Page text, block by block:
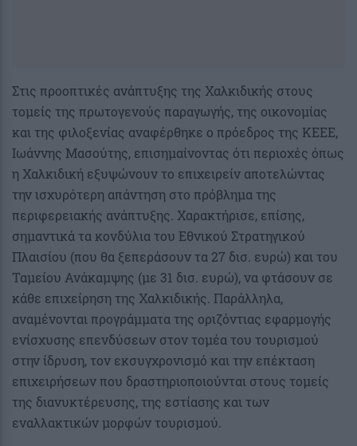
Στις προοπτικές ανάπτυξης της Χαλκιδικής στους
τομείς της πρωτογενούς παραγωγής, της οικονομίας
και της φιλοξενίας αναφέρθηκε ο πρόεδρος της ΚΕΕΕ,
Ιωάννης Μασούτης, επισημαίνοντας ότι περιοχές όπως
η Χαλκιδική εξυψώνουν το επιχειρείν αποτελώντας
την ισχυρότερη απάντηση στο πρόβλημα της
περιφερειακής ανάπτυξης. Χαρακτήρισε, επίσης,
σημαντικά τα κονδύλια του Εθνικού Στρατηγικού
Πλαισίου (που θα ξεπεράσουν τα 27 δισ. ευρώ) και του
Ταμείου Ανάκαμψης (με 31 δισ. ευρώ), να φτάσουν σε
κάθε επιχείρηση της Χαλκιδικής. Παράλληλα,
αναμένονται προγράμματα της οριζόντιας εφαρμογής
ενίσχυσης επενδύσεων στον τομέα του τουρισμού
στην ίδρυση, τον εκσυγχρονισμό και την επέκταση
επιχειρήσεων που δραστηριοποιούνται στους τομείς
της διανυκτέρευσης, της εστίασης και των
εναλλακτικών μορφών τουρισμού.